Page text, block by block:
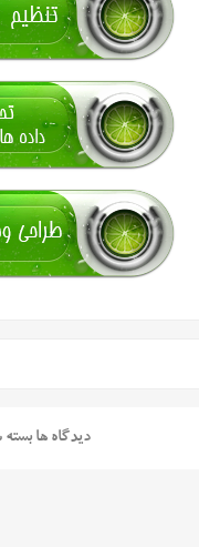
دیدگاه ها